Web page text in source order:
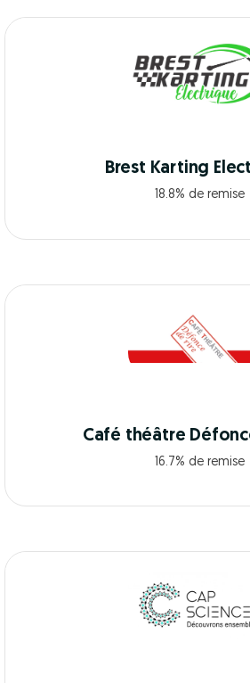
Brest Karting
18.8% de remise
Café théâtre
16.7% de remise